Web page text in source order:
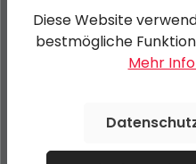
Durchschnittliche
Bewerten Sie
Bewertung schreiben
Diese Website
bestmögliche
Mehr